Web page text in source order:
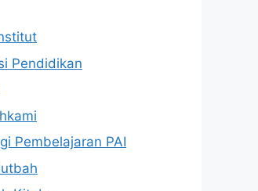
Pendidikan
Pembelajaran PAI